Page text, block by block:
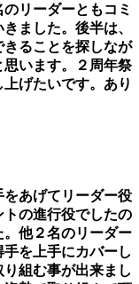
リーダーともコミ
ました。後半は、
ることを探しなが
います。２周年祭
げたいです。あり
をあげてリーダー役
の進行役でしたの
他２名のリーダー
を上手にカバーし
組む事が出来まし